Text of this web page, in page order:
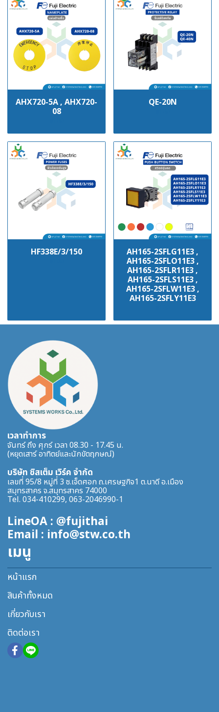
AHX720-5A , AHX720-
08
QE-20N
HF338E/3/150 AH165-2SFLG11E3 ,
AH165-2SFLO11E3 ,
AH165-2SFLR11E3 ,
AH165-2SFLS11E3 ,
AH165-2SFLW11E3 ,
AH165-2SFLY11E3
เวลาทำการ
จันทร์ ถึง ศุกร์ เวลา 08.30 - 17.45 น.
(หยุดเสาร์ อาทิตย์และนักขัตฤกษณ์)
บริษัท ซิสเต็ม เวิร์ค จำกัด
เลขที่ 95/8 หมู่ที่ 3 ซ.เจ็ดศอก ถ.เศรษฐกิจ1 ต.นาดี อ.เมือง
สมุทรสาคร จ.สมุทรสาคร 74000
Tel. 034-410299, 063-2046990-1
LineOA : @fujithai
Email : info@stw.co.th
เมนู
หน้าแรก
สินค้าทั้งหมด
เกี่ยวกับเรา
ติดต่อเรา